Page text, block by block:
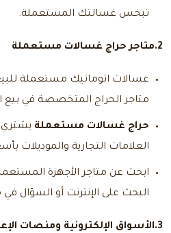
تبخس غسالتك المستعملة.
2.متاجر حراج غسالات مستعملة
غسالات اتوماتيك مستعملة
متاجر الحراج المتخصصة في بيع
حراج غسالات مستعملة
العلامات التجارية والموديلات
ابحث عن متاجر الأجهزة
البحث على الإنترنت أو السؤال
3.الأسواق الإلكترونية ومنصات الإعلانات المبوبة عبر الإنترنت